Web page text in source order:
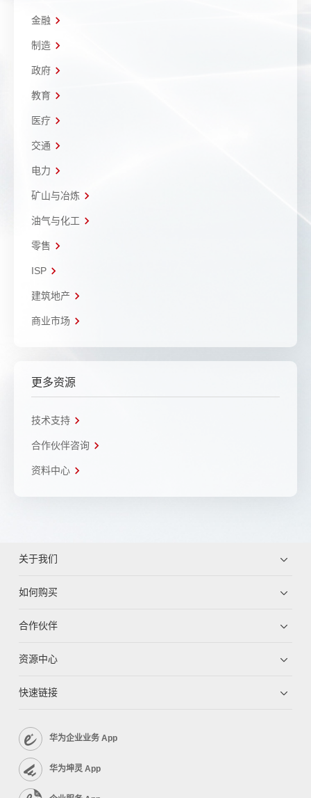
金融
制造
政府
教育
医疗
交通
电力
矿山与冶炼
油气与化工
零售
ISP
建筑地产
商业市场
更多资源
技术支持
合作伙伴咨询
资料中心
关于我们
如何购买
合作伙伴
资源中心
快速链接
华为企业业务 App
华为坤灵 App